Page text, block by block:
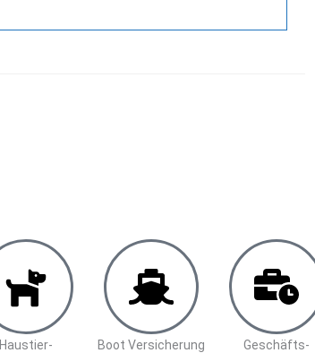
Haustier-
Boot Versicherung
Geschäfts-